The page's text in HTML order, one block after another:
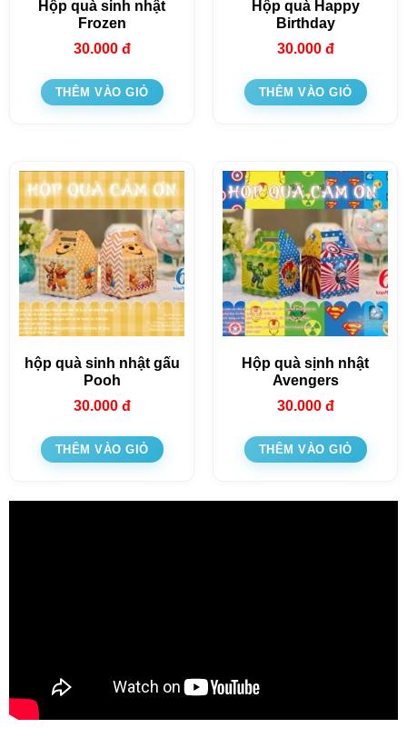
Hộp quà sinh nhật
Frozen
30.000 đ
THÊM VÀO GIỎ
Hộp quà Happy
Birthday
30.000 đ
THÊM VÀO GIỎ
hộp quà sinh nhật gấu
Pooh
30.000 đ
THÊM VÀO GIỎ
Hộp quà sịnh nhật
Avengers
30.000 đ
THÊM VÀO GIỎ